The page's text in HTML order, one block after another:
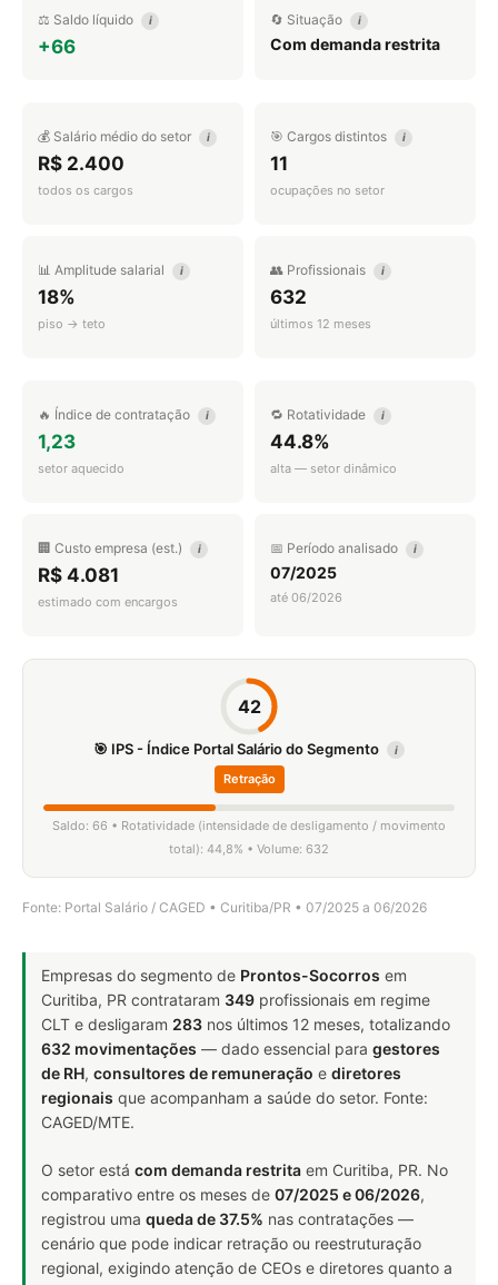
⚖️ Saldo líquido i
+66
🔄 Situação i
Com demanda restrita
💰 Salário médio do setor i
R$ 2.400
todos os cargos
🎯 Cargos distintos i
11
ocupações no setor
📊 Amplitude salarial i
18%
piso → teto
👥 Profissionais i
632
últimos 12 meses
🔥 Índice de contratação i
1,23
setor aquecido
🔁 Rotatividade i
44.8%
alta — setor dinâmico
🏢 Custo empresa (est.) i
R$ 4.081
estimado com encargos
📅 Período analisado i
07/2025
até 06/2026
42
🎯 IPS - Índice Portal Salário do Segmento i
Retração
Saldo: 66 • Rotatividade (intensidade de desligamento / movimento
total): 44,8% • Volume: 632
Fonte: Portal Salário / CAGED • Curitiba/PR • 07/2025 a 06/2026
Empresas do segmento de Prontos-Socorros em
Curitiba, PR contrataram 349 profissionais em regime
CLT e desligaram 283 nos últimos 12 meses, totalizando
632 movimentações — dado essencial para gestores
de RH, consultores de remuneração e diretores
regionais que acompanham a saúde do setor. Fonte:
CAGED/MTE.
O setor está com demanda restrita em Curitiba, PR. No
comparativo entre os meses de 07/2025 e 06/2026,
registrou uma queda de 37.5% nas contratações —
cenário que pode indicar retração ou reestruturação
regional, exigindo atenção de CEOs e diretores quanto a